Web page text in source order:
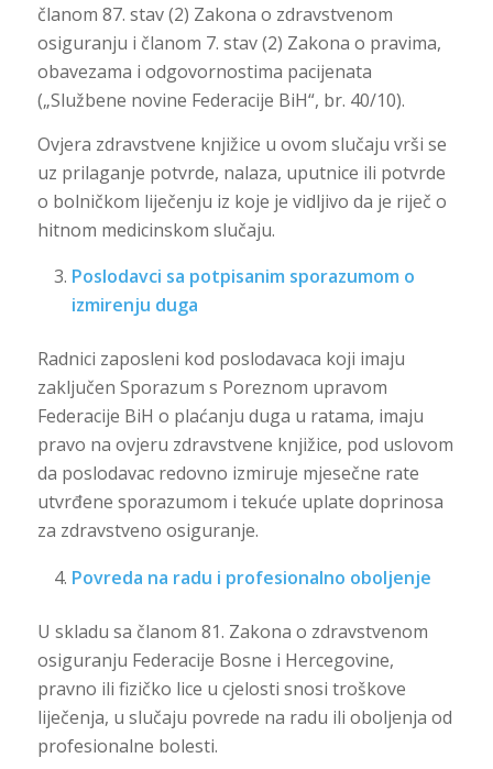
članom 87. stav (2) Zakona o zdravstvenom
osiguranju i članom 7. stav (2) Zakona o pravima,
obavezama i odgovornostima pacijenata
(„Službene novine Federacije BiH“, br. 40/10).
Ovjera zdravstvene knjižice u ovom slučaju vrši se
uz prilaganje potvrde, nalaza, uputnice ili potvrde
o bolničkom liječenju iz koje je vidljivo da je riječ o
hitnom medicinskom slučaju.
Poslodavci sa potpisanim sporazumom o
izmirenju duga
Radnici zaposleni kod poslodavaca koji imaju
zaključen Sporazum s Poreznom upravom
Federacije BiH o plaćanju duga u ratama, imaju
pravo na ovjeru zdravstvene knjižice, pod uslovom
da poslodavac redovno izmiruje mjesečne rate
utvrđene sporazumom i tekuće uplate doprinosa
za zdravstveno osiguranje.
Povreda na radu i profesionalno oboljenje
U skladu sa članom 81. Zakona o zdravstvenom
osiguranju Federacije Bosne i Hercegovine,
pravno ili fizičko lice u cjelosti snosi troškove
liječenja, u slučaju povrede na radu ili oboljenja od
profesionalne bolesti.